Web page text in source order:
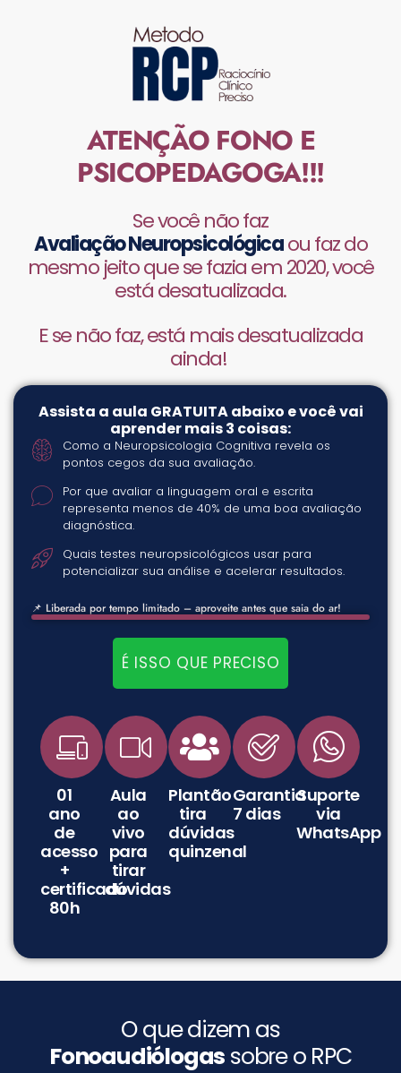
ATENÇÃO FONO E
PSICOPEDAGOGA!!!
Se você não faz
Avaliação Neuropsicológicaou faz do
mesmo jeito que se fazia em 2020, você
está desatualizada.
E se não faz, está mais desatualizada
ainda!
Assista a aula GRATUITA abaixo e você vai
aprender mais 3 coisas:​
Como a Neuropsicologia Cognitiva revela os
pontos cegos da sua avaliação.
Por que avaliar a linguagem oral e escrita
representa menos de 40% de uma boa avaliação
diagnóstica.
Quais testes neuropsicológicos usar para
potencializar sua análise e acelerar resultados.
📌 Liberada por tempo limitado – aproveite antes que saia do ar!
É ISSO QUE PRECISO
01
ano
de
acesso
+
certificado
80h
Aula
ao
vivo
para
tirar
dúvidas
Plantão
tira
dúvidas
quinzenal
Garantia
7 dias
Suporte
via
WhatsApp
O que dizem as
Fonoaudiólogas sobre o RPC